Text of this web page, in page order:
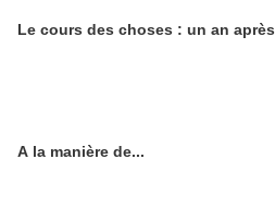
Le cours des choses : un an après
A la manière de...